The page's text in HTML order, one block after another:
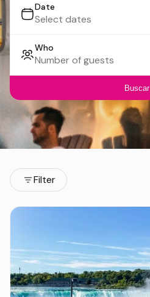
Date
Who
Buscar
Filter